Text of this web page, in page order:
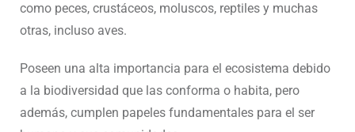
como peces, crustáceos, moluscos, reptiles y muchas
otras, incluso aves.
Poseen una alta importancia para el ecosistema debido
a la biodiversidad que las conforma o habita, pero
además, cumplen papeles fundamentales para el ser